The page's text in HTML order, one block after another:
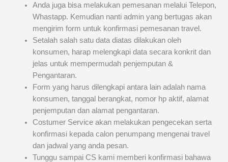
Anda juga bisa melakukan pemesanan melalui Telepon,
Whastapp. Kemudian nanti admin yang bertugas akan
mengirim form untuk konfirmasi pemesanan travel.
Setalah salah satu data diatas dilakukan oleh
konsumen, harap melengkapi data secara konkrit dan
jelas untuk mempermudah penjemputan &
Pengantaran.
Form yang harus dilengkapi antara lain adalah nama
konsumen, tanggal berangkat, nomor hp aktif, alamat
penjemputan dan alamat pengantaran.
Costumer Service akan melakukan pengecekan serta
konfirmasi kepada calon penumpang mengenai travel
dan jadwal yang anda pesan.
Tunggu sampai CS kami memberi konfirmasi bahawa